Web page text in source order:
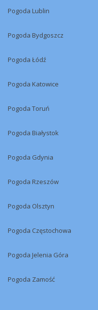
Pogoda Lublin
Pogoda Bydgoszcz
Pogoda Łódź
Pogoda Katowice
Pogoda Toruń
Pogoda Białystok
Pogoda Gdynia
Pogoda Rzeszów
Pogoda Olsztyn
Pogoda Częstochowa
Pogoda Jelenia Góra
Pogoda Zamość